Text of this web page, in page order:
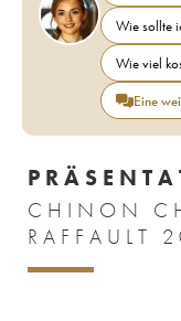
Wie sollte
Wie viel
Eine
CHINON